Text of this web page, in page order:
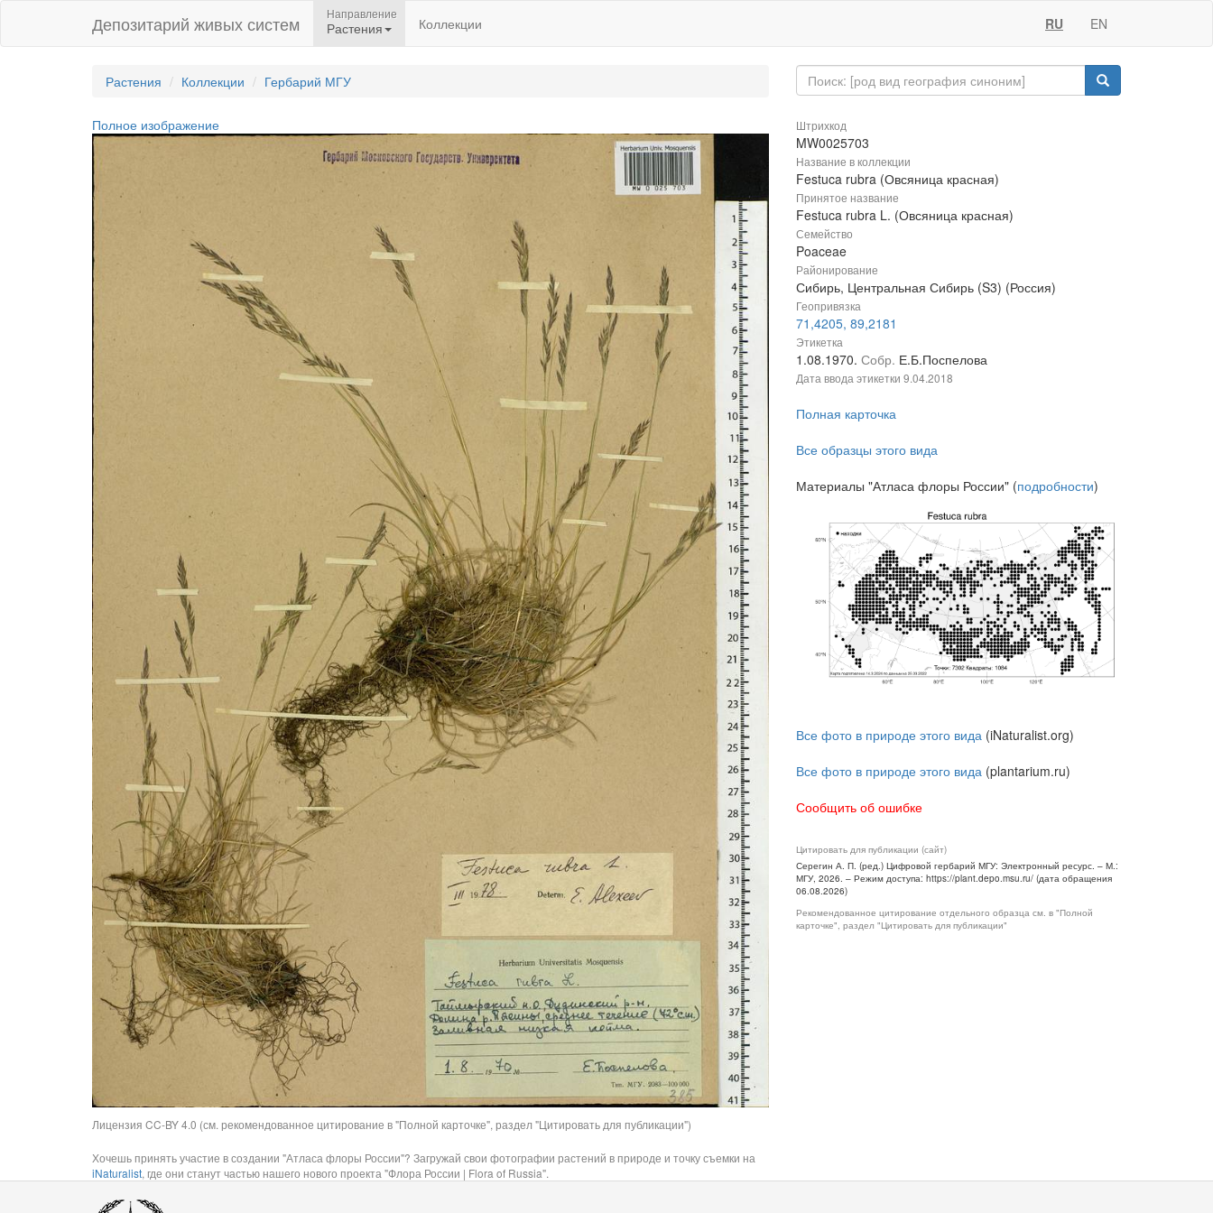
Депозитарий живых систем Направление
Растения Коллекции RU EN
Растения Коллекции Гербарий МГУ
Полное изображение
Лицензия CC-BY 4.0 (см. рекомендованное цитирование в "Полной карточке", раздел "Цитировать для публикации")
Хочешь принять участие в создании "Атласа флоры России"? Загружай свои фотографии растений в природе и точку съемки на
iNaturalist, где они станут частью нашего нового проекта "Флора России | Flora of Russia".
Штрихкод
MW0025703
Название в коллекции
Festuca rubra (Овсяница красная)
Принятое название
Festuca rubra L. (Овсяница красная)
Семейство
Poaceae
Районирование
Сибирь, Центральная Сибирь (S3) (Россия)
Геопривязка
71,4205, 89,2181
Этикетка
1.08.1970. Собр. Е.Б.Поспелова
Дата ввода этикетки 9.04.2018
Полная карточка
Все образцы этого вида
Материалы "Атласа флоры России" (подробности)
Все фото в природе этого вида (iNaturalist.org)
Все фото в природе этого вида (plantarium.ru)
Сообщить об ошибке
Цитировать для публикации (сайт)
Серегин А. П. (ред.) Цифровой гербарий МГУ: Электронный ресурс. – М.:
МГУ, 2026. – Режим доступа: https://plant.depo.msu.ru/ (дата обращения
06.08.2026)
Рекомендованное цитирование отдельного образца см. в "Полной
карточке", раздел "Цитировать для публикации"